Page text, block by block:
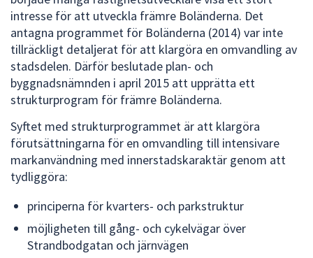
intresse för att utveckla främre Boländerna. Det
antagna programmet för Boländerna (2014) var inte
tillräckligt detaljerat för att klargöra en omvandling av
stadsdelen. Därför beslutade plan- och
byggnadsnämnden i april 2015 att upprätta ett
strukturprogram för främre Boländerna.
Syftet med strukturprogrammet är att klargöra
förutsättningarna för en omvandling till intensivare
markanvändning med innerstadskaraktär genom att
tydliggöra:
principerna för kvarters- och parkstruktur
möjligheten till gång- och cykelvägar över
Strandbodgatan och järnvägen